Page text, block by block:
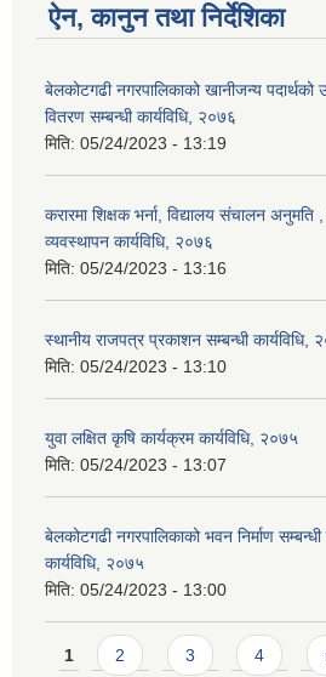
ऐन, कानुन तथा निर्देशिका
बेलकोटगढी नगरपालिकाको खानीजन्य
वितरण सम्बन्धी कार्यविधि, २०७६
मिति: 05/24/2023 - 13:19
करारमा शिक्षक भर्ना, विद्यालय संचालन
व्यवस्थापन कार्यविधि, २०७६
मिति: 05/24/2023 - 13:16
स्थानीय राजपत्र प्रकाशन सम्बन्धी कार्यविधि,
मिति: 05/24/2023 - 13:10
युवा लक्षित कृषि कार्यक्रम कार्यविधि, २०७५
मिति: 05/24/2023 - 13:07
बेलकोटगढी नगरपालिकाको भवन निर्माण
कार्यविधि, २०७५
मिति: 05/24/2023 - 13:00
Pages
1 2 3 4